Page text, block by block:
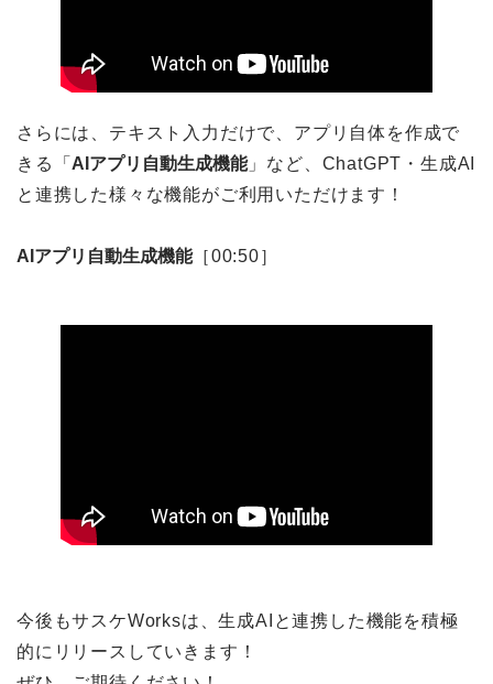
さらには、テキスト入力だけで、アプリ自体を作成で
きる「AIアプリ自動生成機能」など、ChatGPT・生成AI
と連携した様々な機能がご利用いただけます！
AIアプリ自動生成機能［00:50］
今後もサスケWorksは、生成AIと連携した機能を積極
的にリリースしていきます！